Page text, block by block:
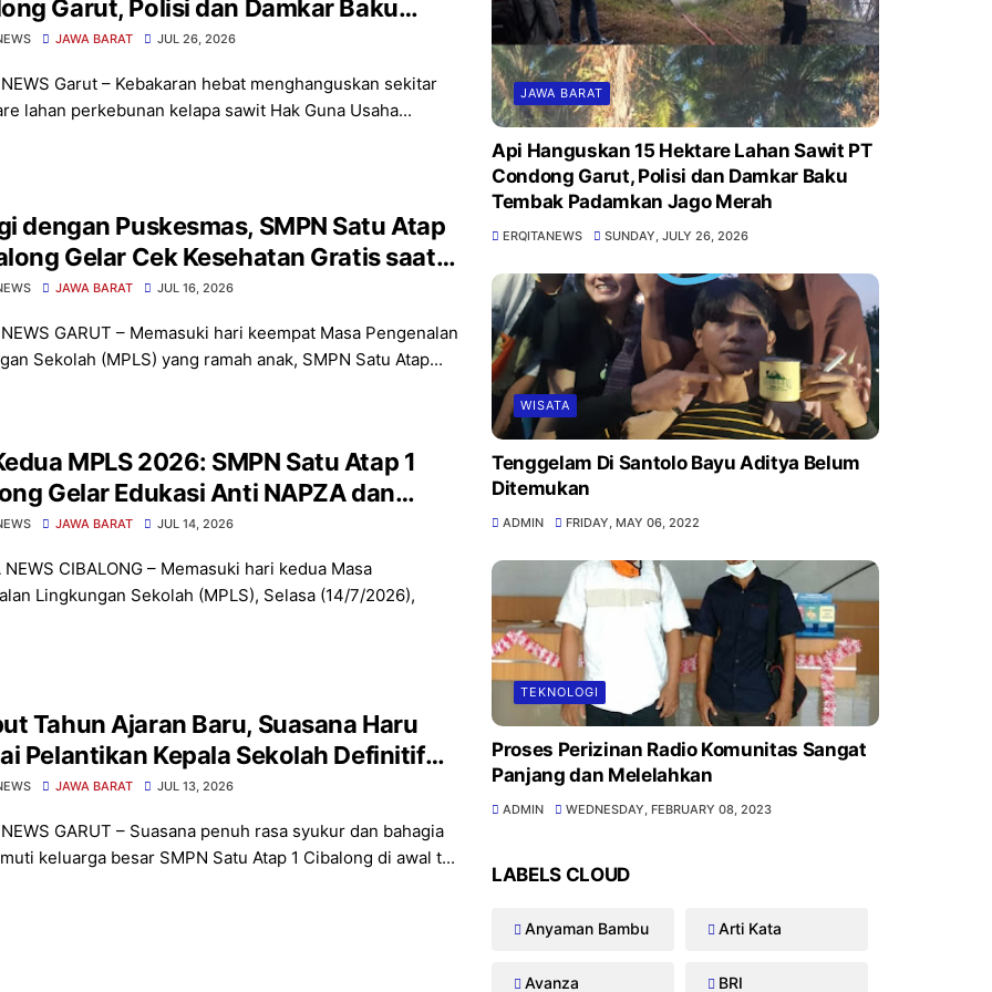
Garut, Polisi dan Damkar Baku
Padamkan Jago Merah
JAWA BARAT JUL 26, 2026
NEWS Garut – Kebakaran hebat menghanguskan sekitar
lahan perkebunan kelapa sawit Hak Guna Usaha...
dengan Puskesmas, SMPN Satu Atap
Gelar Cek Kesehatan Gratis saat
JAWA BARAT JUL 16, 2026
NEWS GARUT – Memasuki hari keempat Masa Pengenalan
Sekolah (MPLS) yang ramah anak, SMPN Satu Atap...
MPLS 2026: SMPN Satu Atap 1
Gelar Edukasi Anti NAPZA dan
bersama Polsek Cibalong
JAWA BARAT JUL 14, 2026
NEWS CIBALONG – Memasuki hari kedua Masa
Lingkungan Sekolah (MPLS), Selasa (14/7/2026),
Tahun Ajaran Baru, Suasana Haru
Pelantikan Kepala Sekolah Definitif
Satu Atap 1 Cibalong
JAWA BARAT JUL 13, 2026
NEWS GARUT – Suasana penuh rasa syukur dan bahagia
keluarga besar SMPN Satu Atap 1 Cibalong di awal t...
JAWA BARAT
Api Hanguskan 15 Hektare Lahan Sawit PT
Condong Garut, Polisi dan Damkar Baku
Tembak Padamkan Jago Merah
ERQITANEWS SUNDAY, JULY 26, 2026
WISATA
Tenggelam Di Santolo Bayu Aditya Belum
Ditemukan
ADMIN FRIDAY, MAY 06, 2022
TEKNOLOGI
Proses Perizinan Radio Komunitas Sangat
Panjang dan Melelahkan
ADMIN WEDNESDAY, FEBRUARY 08, 2023
LABELS CLOUD
Anyaman Bambu Arti Kata
Avanza BRI